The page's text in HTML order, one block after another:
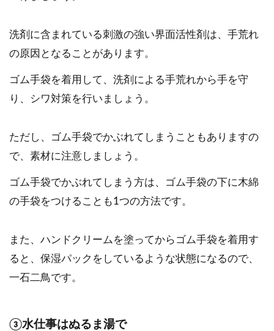
洗剤に含まれている刺激の強い界面活性剤は、手荒れ
の原因となることがあります。
ゴム手袋を着用して、洗剤による手荒れから手を守
り、シワ対策を行いましょう。
ただし、ゴム手袋でかぶれてしまうこともありますの
で、素材に注意しましょう。
ゴム手袋でかぶれてしまう方は、ゴム手袋の下に木綿
の手袋をつけることも1つの方法です。
また、ハンドクリームを塗ってからゴム手袋を着用す
ると、保湿パックをしているような状態になるので、
一石二鳥です。
③水仕事はぬるま湯で